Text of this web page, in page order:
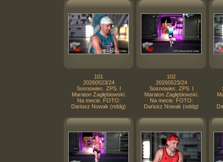
101
20260523/24
Sosnowiec. ZPS. I
Maraton Zagłębiowski.
Na mecie. FOTO:
Dariusz Nowak (nddg)
102
20260523/24
Sosnowiec. ZPS. I
Maraton Zagłębiowski.
Na mecie. FOTO:
Dariusz Nowak (nddg)